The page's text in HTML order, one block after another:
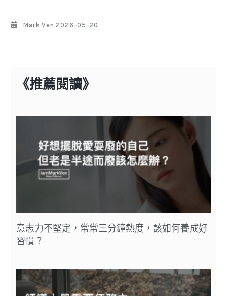
Mark Ven 2026-05-20
《推薦閱讀》
意志力不堅定，常常三分鐘熱度，該如何養成好
習慣？